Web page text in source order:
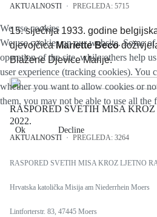
AKTUALNOSTI PREGLEDA: 5715
15. siječnja 1933. godine
djevojčicaMariette Beco
Blažene Djevice Marije.
RASPORED SVETIH MISA
2022.
AKTUALNOSTI PREGLEDA: 3264
RASPORED SVETIH MISA KROZ LJETNO
Hrvatska katolička Misija am Niederrhein Moers
Lintforterstr. 83, 47445 Moers
We use cookies
We use cookies on our website. Some
operation of the site, while others help
user experience (tracking cookies). You
whether you want to allow cookies or
them, you may not be able to use all the
Ok Decline